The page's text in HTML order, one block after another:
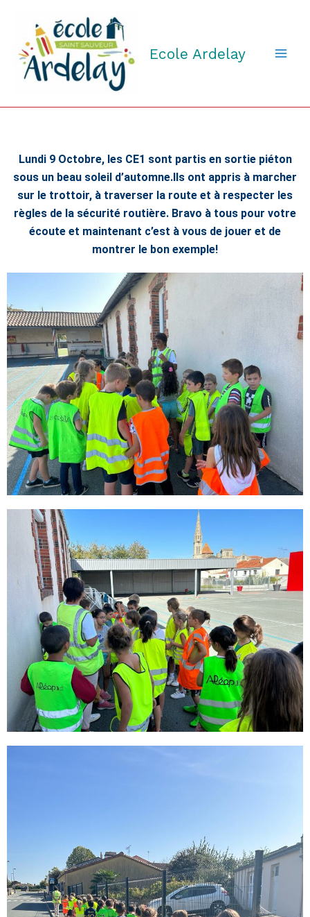
contenu
Ecole Ardelay
Lundi 9 Octobre, les CE1 sont partis en sortie piéton
sous un beau soleil d’automne.Ils ont appris à marcher
sur le trottoir, à traverser la route et à respecter les
règles de la sécurité routière. Bravo à tous pour votre
écoute et maintenant c’est à vous de jouer et de
montrer le bon exemple!